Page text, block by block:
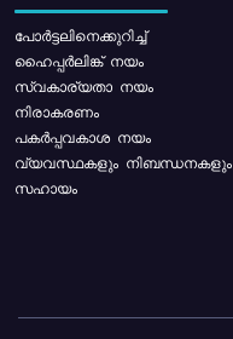
പോര്‍ട്ടലിനെക്കുറിച്ച്
ഹൈപ്പർലിങ്ക് നയം
സ്വകാര്യതാ നയം
നിരാകരണം
പകർപ്പവകാശ നയം
വ്യവസ്ഥകളും നിബന്ധനകളും
സഹായം